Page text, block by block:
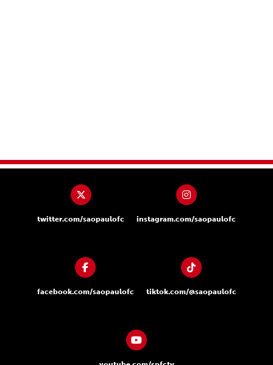
twitter.com/saopaulofc instagram.com/saopaulofc
facebook.com/saopaulofc tiktok.com/@saopaulofc